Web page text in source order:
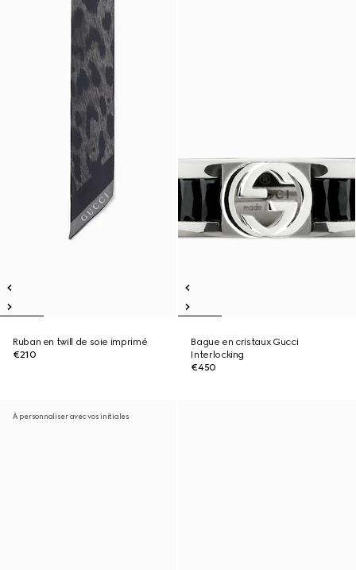
Ruban en twill de soie imprimé
€210
Bague en cristaux Gucci
Interlocking
€450
À personnaliser avec vos initiales